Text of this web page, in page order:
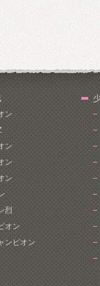
ン
ン
ン
ン
烈
オン
ンピオン